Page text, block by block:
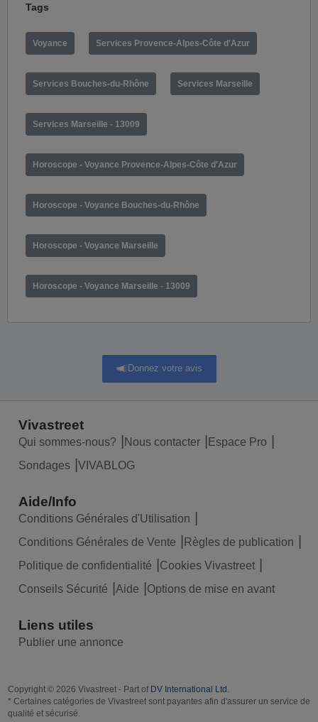
Tags
Voyance Services Provence-Alpes-Côte d'Azur
Services Bouches-du-Rhône Services Marseille
Services Marseille - 13009
Horoscope - Voyance Provence-Alpes-Côte d'Azur
Horoscope - Voyance Bouches-du-Rhône
Horoscope - Voyance Marseille
Horoscope - Voyance Marseille - 13009
Donnez votre avis
Vivastreet
Qui sommes-nous? Nous contacter
Espace Pro
Sondages
VIVABLOG
Aide/Info
Conditions Générales d'Utilisation
Conditions Générales de Vente
Règles de publication
Politique de confidentialité
Cookies Vivastreet
Conseils Sécurité
Aide Options de mise en avant
Liens utiles
Publier une annonce
Copyright © 2026 Vivastreet - Part of DV International Ltd .
* Certaines catégories de Vivastreet sont payantes afin d'assurer un service de
qualité et sécurisé.